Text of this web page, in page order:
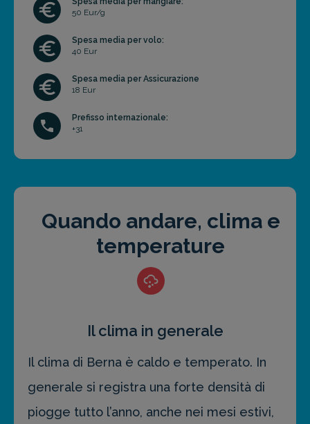
50 Eur/g
Spesa media per volo:
40 Eur
Spesa media per Assicurazione
18 Eur
Prefisso internazionale:
+31
Quando andare, clima e
temperature
Il clima in generale
Il clima di Berna è caldo e temperato. In
generale si registra una forte densità di
piogge tutto l’anno, anche nei mesi estivi,